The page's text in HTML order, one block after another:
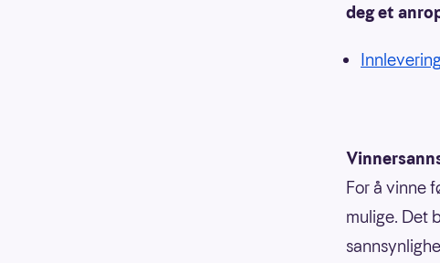
deg et
For å vinne
mulige. Det